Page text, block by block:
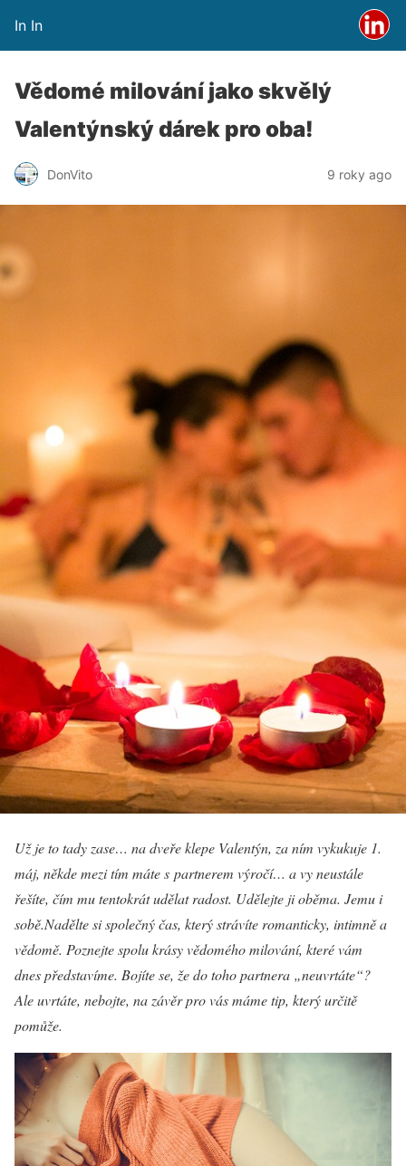
In In
Vědomé milování jako skvělý
Valentýnský dárek pro oba!
DonVito 9 roky ago
Už je to tady zase… na dveře klepe Valentýn, za ním vykukuje 1.
máj, někde mezi tím máte s partnerem výročí… a vy neustále
řešíte, čím mu tentokrát udělat radost. Udělejte ji oběma. Jemu i
sobě.Nadělte si společný čas, který strávíte romanticky, intimně a
vědomě. Poznejte spolu krásy vědomého milování, které vám
dnes představíme. Bojíte se, že do toho partnera „neuvrtáte“?
Ale uvrtáte, nebojte, na závěr pro vás máme tip, který určitě
pomůže.